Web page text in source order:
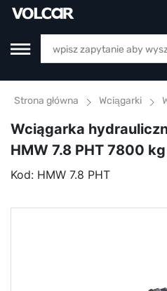
Strona główna Wciągarki
Wciągarka
HMW 7.8 PHT 7800
Kod: HMW 7.8 PHT